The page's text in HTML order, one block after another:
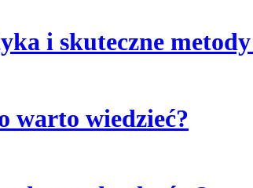
i skuteczne
warto wiedzieć?